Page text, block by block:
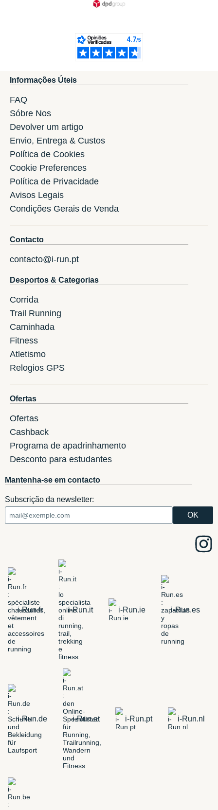
Informações Úteis
FAQ
Sóbre Nos
Devolver um artigo
Envio, Entrega & Custos
Política de Cookies
Cookie Preferences
Política de Privacidade
Avisos Legais
Condições Gerais de Venda
Contacto
contacto@i-run.pt
Desportos & Categorias
Corrida
Trail Running
Caminhada
Fitness
Atletismo
Relogios GPS
Ofertas
Ofertas
Cashback
Programa de apadrinhamento
Desconto para estudantes
Mantenha-se em contacto
Subscrição da newsletter:
i-Run.fr i-Run.it i-Run.ie i-Run.es
i-Run.de i-Run.at i-Run.pt i-Run.nl